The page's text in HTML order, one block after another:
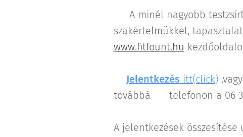
👨‍🎓 A minél nagyobb
szakértelmükkel,
www.fitfount.hu
Jelentkezés itt(click)
továbbá 📱telefonon a 06
A jelentkezések